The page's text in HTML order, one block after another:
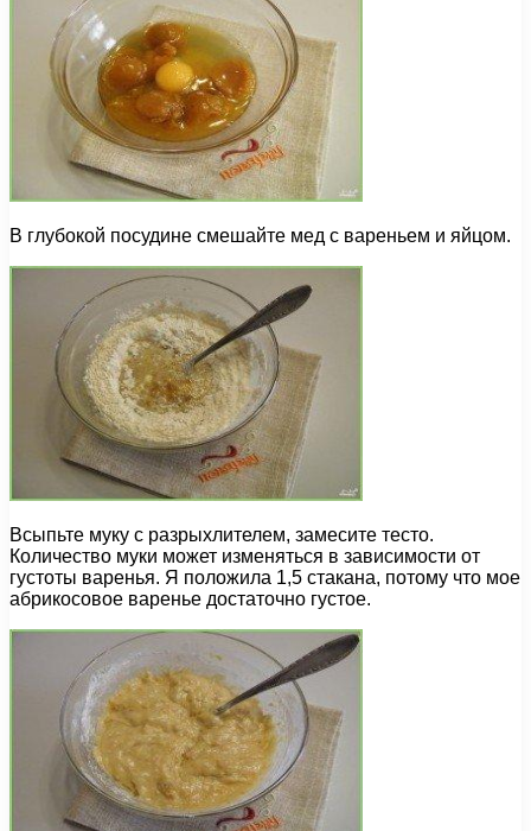
В глубокой посудине смешайте мед с вареньем и яйцом.
Всыпьте муку с разрыхлителем, замесите тесто.
Количество муки может изменяться в зависимости от
густоты варенья. Я положила 1,5 стакана, потому что мое
абрикосовое варенье достаточно густое.